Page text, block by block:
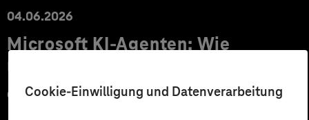
Cookie-Einwilligung und Datenverarbeitung
04.06.2026
Microsoft KI-Agenten: Wie
Unternehmen über Copilot hinaus
echten Mehrwert schaffen